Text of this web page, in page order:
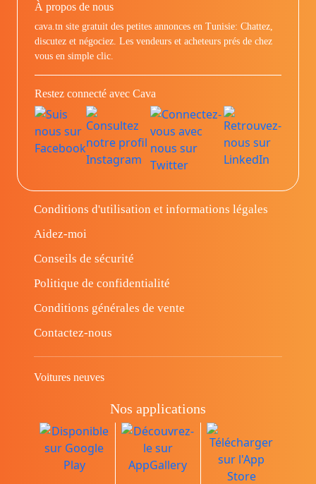
À propos de nous
cava.tn site gratuit des petites annonces en Tunisie: Chattez,
discutez et négociez. Les vendeurs et acheteurs prés de chez
vous en simple clic.
Restez connecté avec Cava
Conditions d'utilisation et informations légales
Aidez-moi
Conseils de sécurité
Politique de confidentialité
Conditions générales de vente
Contactez-nous
Voitures neuves
Nos applications